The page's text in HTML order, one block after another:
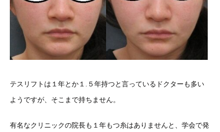
テスリフトは１年とか１.５年持つと言っているドクターも多い
ようですが、そこまで持ちません。
有名なクリニックの院長も１年もつ糸はありませんと、学会で発